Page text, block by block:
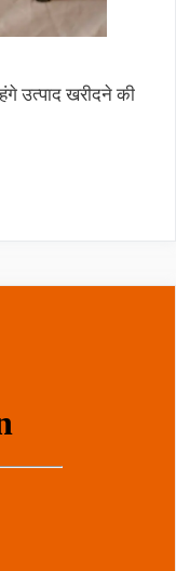
उत्पाद खरीदने की